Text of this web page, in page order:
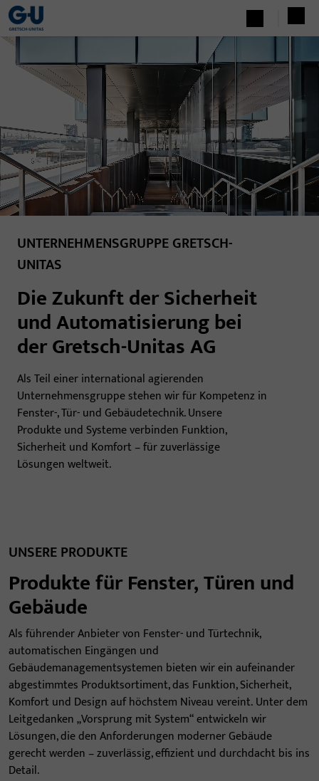
UNTERNEHMENSGRUPPE GRETSCH-
UNITAS
Die Zukunft der Sicherheit
und Automatisierung bei
der Gretsch-Unitas AG
Als Teil einer international agierenden
Unternehmensgruppe stehen wir für Kompetenz in
Fenster-, Tür- und Gebäudetechnik. Unsere
Produkte und Systeme verbinden Funktion,
Sicherheit und Komfort – für zuverlässige
Lösungen weltweit.
UNSERE PRODUKTE
Produkte für Fenster, Türen und
Gebäude
Als führender Anbieter von Fenster- und Türtechnik,
automatischen Eingängen und
Gebäudemanagementsystemen bieten wir ein aufeinander
abgestimmtes Produktsortiment, das Funktion, Sicherheit,
Komfort und Design auf höchstem Niveau vereint. Unter dem
Leitgedanken „Vorsprung mit System“ entwickeln wir
Lösungen, die den Anforderungen moderner Gebäude
gerecht werden – zuverlässig, effizient und durchdacht bis ins
Detail.